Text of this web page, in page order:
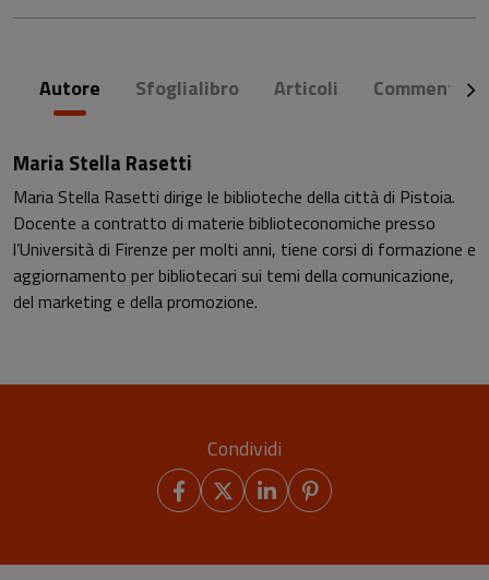
Autore Sfoglialibro Articoli Commenti
Maria Stella Rasetti
Maria Stella Rasetti dirige le biblioteche della città di Pistoia.
Docente a contratto di materie biblioteconomiche presso
l’Università di Firenze per molti anni, tiene corsi di formazione e
aggiornamento per bibliotecari sui temi della comunicazione,
del marketing e della promozione.
Condividi